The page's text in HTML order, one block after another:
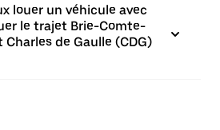
louer un véhicule avec
le trajet Brie-Comte-
de Gaulle (CDG)